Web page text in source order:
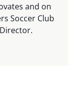
and on
Soccer Club